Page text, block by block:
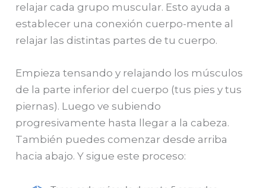
relajar cada grupo muscular. Esto ayuda a
establecer una conexión cuerpo-mente al
relajar las distintas partes de tu cuerpo.
Empieza tensando y relajando los músculos
de la parte inferior del cuerpo (tus pies y tus
piernas). Luego ve subiendo
progresivamente hasta llegar a la cabeza.
También puedes comenzar desde arriba
hacia abajo. Y sigue este proceso: